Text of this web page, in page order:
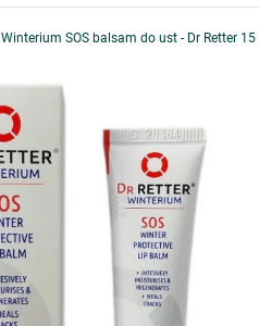
Winterium SOS balsam do ust - Dr Retter 15